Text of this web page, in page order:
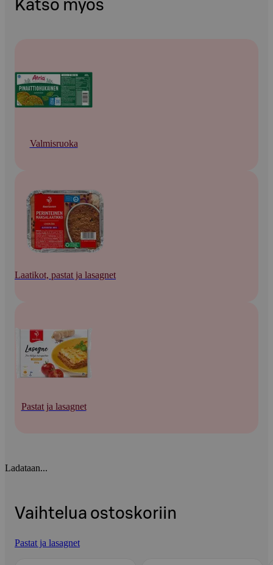
Katso myös
Valmisruoka
Laatikot, pastat ja lasagnet
Pastat ja lasagnet
Ladataan...
Vaihtelua ostoskoriin
Pastat ja lasagnet